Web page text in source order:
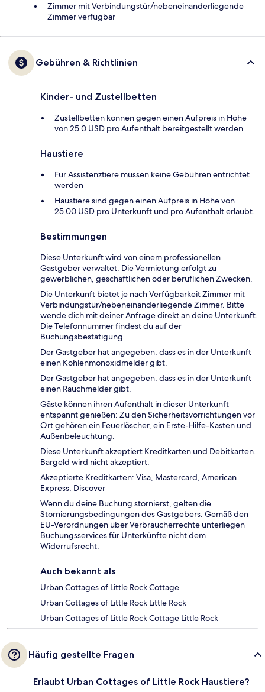
Zimmer mit Verbindungstür/nebeneinanderliegende
Zimmer verfügbar
Gebühren & Richtlinien
Kinder- und Zustellbetten
Zustellbetten können gegen einen Aufpreis in Höhe
von 25.0 USD pro Aufenthalt bereitgestellt werden.
Haustiere
Für Assistenztiere müssen keine Gebühren entrichtet
werden
Haustiere sind gegen einen Aufpreis in Höhe von
25.00 USD pro Unterkunft und pro Aufenthalt erlaubt.
Bestimmungen
Diese Unterkunft wird von einem professionellen
Gastgeber verwaltet. Die Vermietung erfolgt zu
gewerblichen, geschäftlichen oder beruflichen Zwecken.
Die Unterkunft bietet je nach Verfügbarkeit Zimmer mit
Verbindungstür/nebeneinanderliegende Zimmer. Bitte
wende dich mit deiner Anfrage direkt an deine Unterkunft.
Die Telefonnummer findest du auf der
Buchungsbestätigung.
Der Gastgeber hat angegeben, dass es in der Unterkunft
einen Kohlenmonoxidmelder gibt.
Der Gastgeber hat angegeben, dass es in der Unterkunft
einen Rauchmelder gibt.
Gäste können ihren Aufenthalt in dieser Unterkunft
entspannt genießen: Zu den Sicherheitsvorrichtungen vor
Ort gehören ein Feuerlöscher, ein Erste-Hilfe-Kasten und
Außenbeleuchtung.
Diese Unterkunft akzeptiert Kreditkarten und Debitkarten.
Bargeld wird nicht akzeptiert.
Akzeptierte Kreditkarten: Visa, Mastercard, American
Express, Discover
Wenn du deine Buchung stornierst, gelten die
Stornierungsbedingungen des Gastgebers. Gemäß den
EU-Verordnungen über Verbraucherrechte unterliegen
Buchungsservices für Unterkünfte nicht dem
Widerrufsrecht.
Auch bekannt als
Urban Cottages of Little Rock Cottage
Urban Cottages of Little Rock Little Rock
Urban Cottages of Little Rock Cottage Little Rock
Häufig gestellte Fragen
Erlaubt Urban Cottages of Little Rock Haustiere?